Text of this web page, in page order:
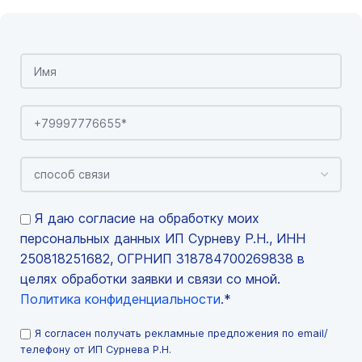
Я даю согласие на обработку моих
персональных данных ИП Сурневу Р.Н., ИНН
250818251682, ОГРНИП 318784700269838 в
целях обработки заявки и связи со мной.
Политика конфиденциальности.*
Я согласен получать рекламные предложения по email/
телефону от ИП Сурнева Р.Н.